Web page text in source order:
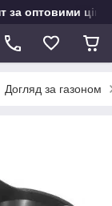
за оптовими
Догляд за газоном